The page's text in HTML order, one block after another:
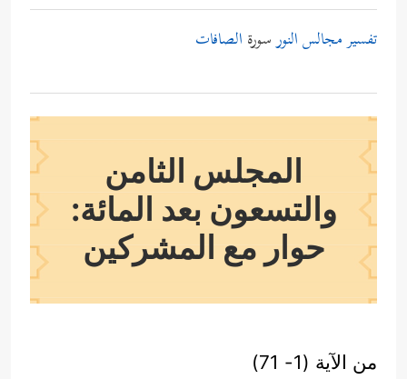
تفسير مجالس النورسورة الصافات
المجلس الثامن
والتسعون بعد المائة:
حوار مع المشركين
من الآية (1- 71)